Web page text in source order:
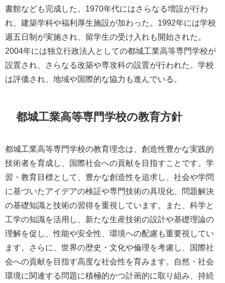
書館なども完成した。1970年代にはさらなる増設が行わ
れ、建築学科や福利厚生施設が加わった。1992年には学校
週五日制が実施され、留学生の受け入れも開始された。
2004年には独立行政法人としての都城工業高等専門学校が
設置され、さらなる改築や専攻科の設置が行われた。学校
は評価され、地域や国際的な協力も進んでいる。
都城工業高等専門学校の教育方針
都城工業高等専門学校の教育理念は、創造性豊かな実践的
技術者を育成し、国際社会への貢献を目指すことです。学
習・教育目標として、豊かな創造性を追求し、社会や学問
に基づいたアイデアの検証や専門技術の具現化、問題解決
の基礎知識と技術の習得を重視しています。また、科学と
工学の知識を活用し、新たな生産技術の設計や基礎理論の
理解を促し、性能や安全性、環境への配慮も重要視してい
ます。さらに、世界の歴史・文化や倫理を考慮し、国際社
会への貢献を目指す高度な社会性を育みます。自然・社会
環境に関連する問題に積極的かつ計画的に取り組み、持続